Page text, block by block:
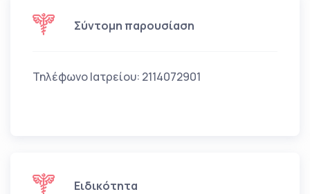
Σύντομη παρουσίαση
Τηλέφωνο Ιατρείου: 2114072901
Ειδικότητα